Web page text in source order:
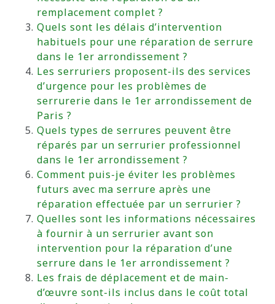
remplacement complet ?
Quels sont les délais d’intervention
habituels pour une réparation de serrure
dans le 1er arrondissement ?
Les serruriers proposent-ils des services
d’urgence pour les problèmes de
serrurerie dans le 1er arrondissement de
Paris ?
Quels types de serrures peuvent être
réparés par un serrurier professionnel
dans le 1er arrondissement ?
Comment puis-je éviter les problèmes
futurs avec ma serrure après une
réparation effectuée par un serrurier ?
Quelles sont les informations nécessaires
à fournir à un serrurier avant son
intervention pour la réparation d’une
serrure dans le 1er arrondissement ?
Les frais de déplacement et de main-
d’œuvre sont-ils inclus dans le coût total